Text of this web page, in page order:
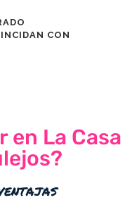
CON
en La Casa